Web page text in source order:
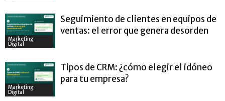
Marketing
Digital
Seguimiento de clientes en equipos de
ventas: el error que genera desorden
Marketing
Digital
Tipos de CRM: ¿cómo elegir el idóneo
para tu empresa?